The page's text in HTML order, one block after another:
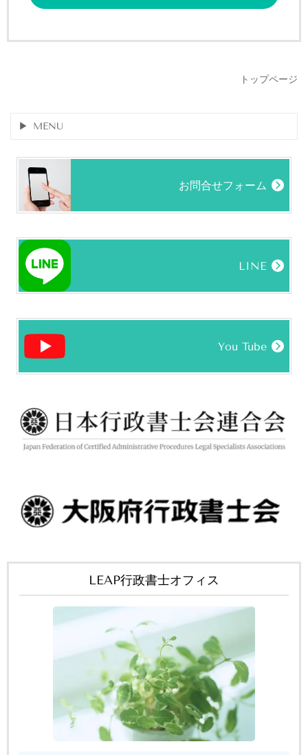
トップページ
MENU
お問合せフォーム
LINE
You Tube
LEAP行政書士オフィス